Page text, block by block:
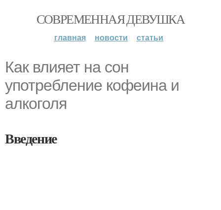
СОВРЕМЕННАЯ ДЕВУШКА
главная новости статьи
Как влияет на сон
употребление кофеина и
алкоголя
Введение